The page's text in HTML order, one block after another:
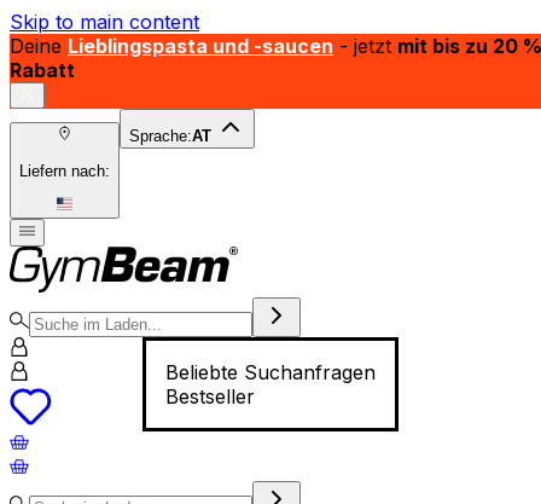
Skip to main content
Deine Lieblingspasta und -saucen - jetzt mit bis zu 20 %
Rabatt
Liefern nach:
Sprache:AT
Beliebte Suchanfragen
Bestseller